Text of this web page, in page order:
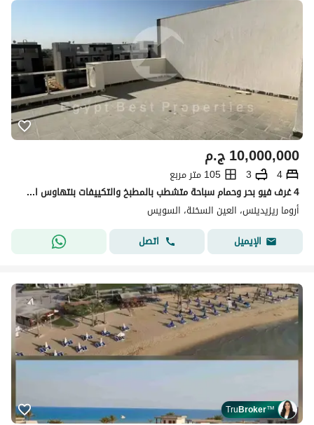
ج.م10,000,000
4
3
105 متر مربع
4 غرف فيو بحر وحمام سباحة متشطب بالمطبخ والتكييفات بنتهاوس استلام فوري للبيع في اروما العين السخنة
أروما ريزيدينس، العين السخنة، السويس
الإيميل
اتصل
TruBroker™